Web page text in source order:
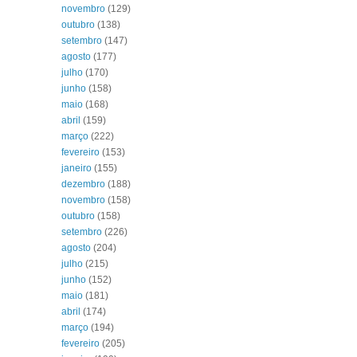
novembro (129)
outubro (138)
setembro (147)
agosto (177)
julho (170)
junho (158)
maio (168)
abril (159)
março (222)
fevereiro (153)
janeiro (155)
dezembro (188)
novembro (158)
outubro (158)
setembro (226)
agosto (204)
julho (215)
junho (152)
maio (181)
abril (174)
março (194)
fevereiro (205)